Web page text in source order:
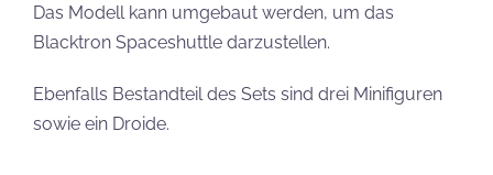
Das Modell kann umgebaut werden, um das
Blacktron Spaceshuttle darzustellen.
Ebenfalls Bestandteil des Sets sind drei Minifiguren
sowie ein Droide.